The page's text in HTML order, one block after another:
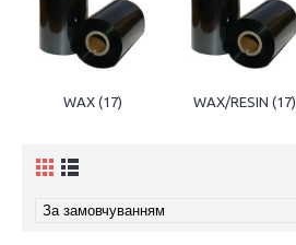
WAX (17) WAX/RESIN (17)